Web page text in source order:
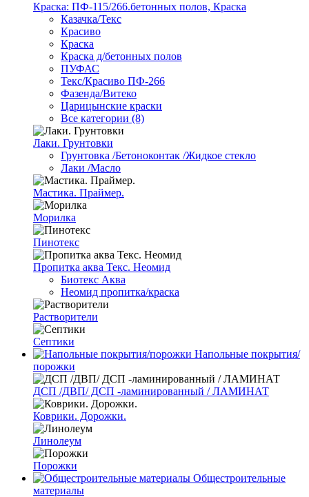
Краска: ПФ-115/266.бетонных полов, Краска
Казачка/Текс
Красиво
Краска
Краска д/бетонных полов
ПУФАС
Текс/Красиво ПФ-266
Фазенда/Витеко
Царицынские краски
Все категории (8)
Лаки. Грунтовки
Грунтовка /Бетоноконтак /Жидкое стекло
Лаки /Масло
Мастика. Праймер.
Морилка
Пинотекс
Пропитка аква Текс. Неомид
Биотекс Аква
Неомид пропитка/краска
Растворители
Септики
Напольные покрытия/
порожки
ДСП /ДВП/ ДСП -ламинированный / ЛАМИНАТ
Коврики. Дорожки.
Линолеум
Порожки
Общестроительные
материалы